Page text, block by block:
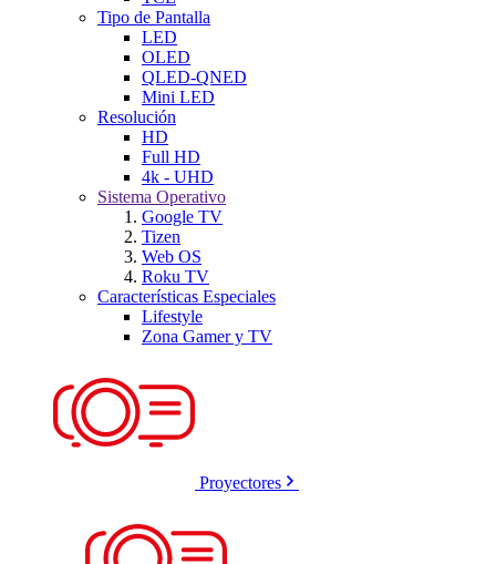
Tipo de Pantalla
LED
OLED
QLED-QNED
Mini LED
Resolución
HD
Full HD
4k - UHD
Sistema Operativo
Google TV
Tizen
Web OS
Roku TV
Características Especiales
Lifestyle
Zona Gamer y TV
Proyectores